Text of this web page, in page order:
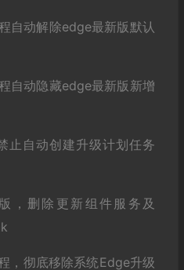
自动解除edge最新版默认
自动隐藏edge最新版新增
止自动创建升级计划任务
，删除更新组件服务及
，彻底移除系统Edge升级